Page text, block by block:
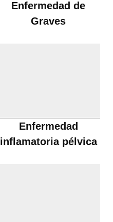
Enfermedad de
Graves
Enfermedad
inflamatoria pélvica